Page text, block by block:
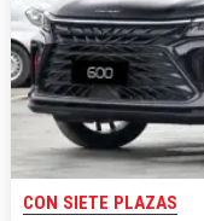
CON SIETE PLAZAS